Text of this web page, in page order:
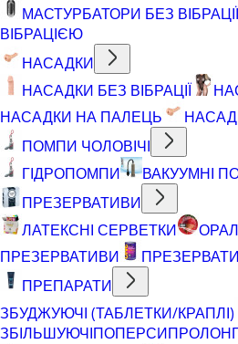
МАСТУРБАТОРИ БЕЗ ВІБРАЦІЇ
ВІБРАЦІЄЮ
НАСАДКИ
НАСАДКИ БЕЗ ВІБРАЦІЇ
НАСАДКИ НА ПАЛЕЦЬ
ПОМПИ ЧОЛОВІЧІ
ГІДРОПОМПИ
ВАКУУМНІ
ПРЕЗЕРВАТИВИ
ЛАТЕКСНІ СЕРВЕТКИ
ПРЕЗЕРВАТИВИ
ПРЕПАРАТИ
ЗБУДЖУЮЧІ (ТАБЛЕТКИ/КРАПЛІ)
ЗБІЛЬШУЮЧІПОПЕРСИ